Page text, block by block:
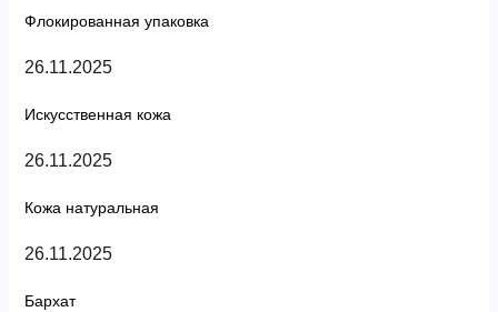
Флокированная упаковка
26.11.2025
Искусственная кожа
26.11.2025
Кожа натуральная
26.11.2025
Бархат